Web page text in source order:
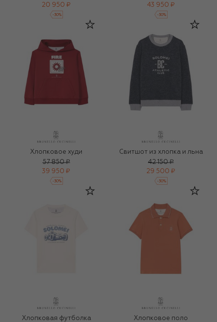
20 950 ₽
-30%
43 950 ₽
-30%
Хлопковое худи
57 850 ₽
39 950 ₽
-30%
Свитшот из хлопка и льна
42 150 ₽
29 500 ₽
-30%
Хлопковая футболка
Хлопковое поло